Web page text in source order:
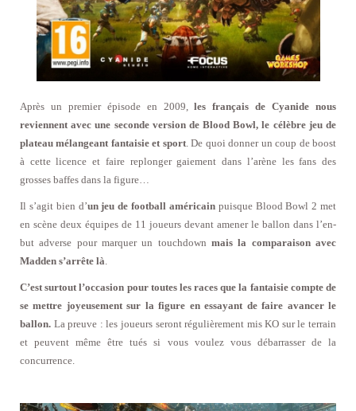
Après un premier épisode en 2009,les français de Cyanide nous
reviennent avec une seconde version de Blood Bowl, le célèbre jeu de
plateau mélangeant fantaisie et sport. De quoi donner un coup de boost
à cette licence et faire replonger gaiement dans l’arène les fans des
grosses baffes dans la figure…
Il s’agit bien d’un jeu de football américainpuisque Blood Bowl 2 met
en scène deux équipes de 11 joueurs devant amener le ballon dans l’en-
but adverse pour marquer un touchdown mais la comparaison avec
Madden s’arrête là
C’est surtout l’occasion pour toutes les races que la fantaisie compte de
se mettre joyeusement sur la figure en essayant de faire avancer le
ballon. La preuve : les joueurs seront régulièrement mis KO sur le terrain
et peuvent même être tués si vous voulez vous débarrasser de la
concurrence.